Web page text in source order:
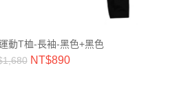
動T桖-長袖-黑色+黑色
1,680 NT$890